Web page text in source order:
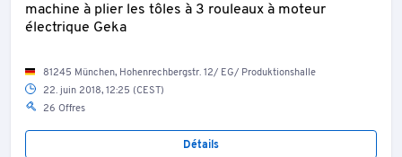
machine à plier les tôles à 3 rouleaux à moteur
électrique Geka
81245 München, Hohenrechbergstr. 12/ EG/ Produktionshalle
22. juin 2018, 12:25 (CEST)
26 Offres
Détails